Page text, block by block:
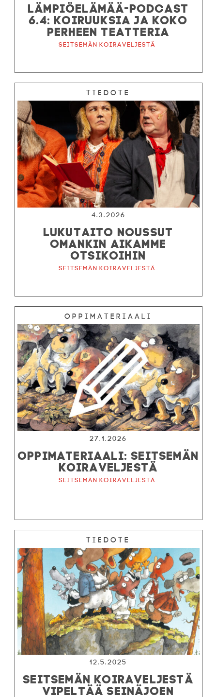
LÄMPIÖELÄMÄÄ-PODCAST
6.4: KOIRUUKSIA JA KOKO
PERHEEN TEATTERIA
Seitsemän koiraveljestä
Tiedote
4.3.2026
LUKUTAITO NOUSSUT
OMANKIN AIKAMME
OTSIKOIHIN
Seitsemän koiraveljestä
Oppimateriaali
27.1.2026
OPPIMATERIAALI: SEITSEMÄN
KOIRAVELJESTÄ
Seitsemän koiraveljestä
Tiedote
12.5.2025
SEITSEMÄN KOIRAVELJESTÄ
VIPELTÄÄ SEINÄJOEN